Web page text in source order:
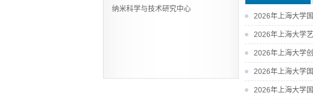
纳米科学与技术研究中心
2026年上海大学
2026年上海大学
2026年上海大学
2026年上海大学
2026年上海大学